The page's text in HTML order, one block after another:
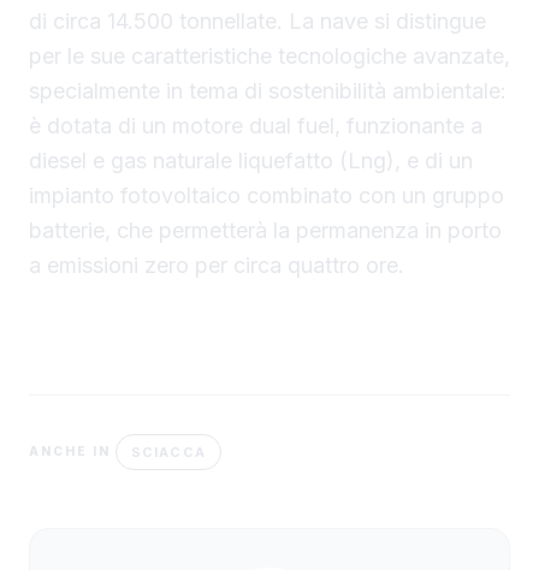
di circa 14.500 tonnellate. La nave si distingue
per le sue caratteristiche tecnologiche avanzate,
specialmente in tema di sostenibilità ambientale:
è dotata di un motore dual fuel, funzionante a
diesel e gas naturale liquefatto (Lng), e di un
impianto fotovoltaico combinato con un gruppo
batterie, che permetterà la permanenza in porto
a emissioni zero per circa quattro ore.
ANCHE IN SCIACCA